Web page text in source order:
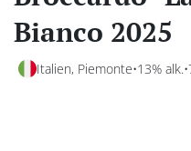
Bianco 2025
Italien, Piemonte 13% alk.